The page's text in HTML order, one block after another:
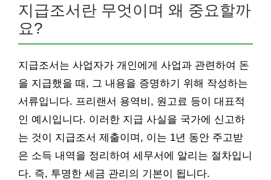
지급조서란 무엇이며 왜 중요할까
요?
지급조서는 사업자가 개인에게 사업과 관련하여 돈
을 지급했을 때, 그 내용을 증명하기 위해 작성하는
서류입니다. 프리랜서 용역비, 원고료 등이 대표적
인 예시입니다. 이러한 지급 사실을 국가에 신고하
는 것이 지급조서 제출이며, 이는 1년 동안 주고받
은 소득 내역을 정리하여 세무서에 알리는 절차입니
다. 즉, 투명한 세금 관리의 기본이 됩니다.